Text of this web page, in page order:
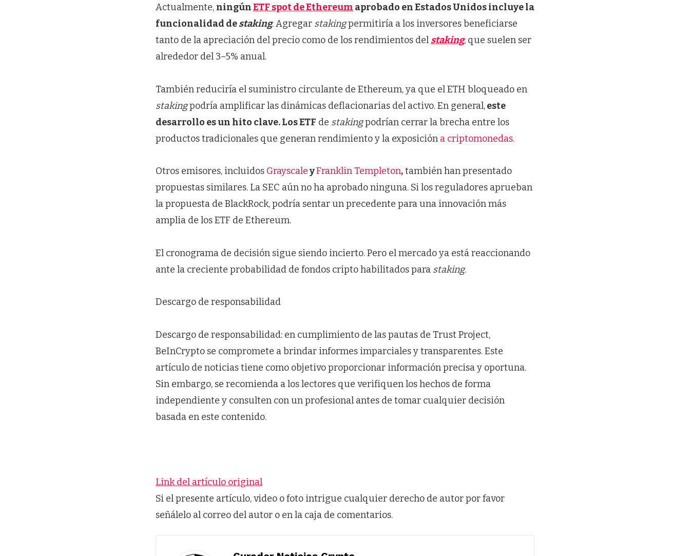
Actualmente, ningúnETF spot de Ethereum aprobado en Estados Unidos incluye la
funcionalidad destaking. Agregar stakingpermitiría a los inversores beneficiarse
tanto de la apreciación del precio como de los rendimientos del staking, que suelen ser
alrededor del 3–5% anual.
También reduciría el suministro circulante de Ethereum, ya que el ETH bloqueado en
stakingpodría amplificar las dinámicas deflacionarias del activo. En general,este
desarrollo es un hito clave. Los ETF de stakingpodrían cerrar la brecha entre los
productos tradicionales que generan rendimiento y la exposición a criptomonedas.
Otros emisores, incluidos GrayscaleyFranklin Templeton,también han presentado
propuestas similares. La SEC aún no ha aprobado ninguna. Si los reguladores aprueban
la propuesta de BlackRock, podría sentar un precedente para una innovación más
amplia de los ETF de Ethereum.
El cronograma de decisión sigue siendo incierto. Pero el mercado ya está reaccionando
ante la creciente probabilidad de fondos cripto habilitados para staking.
Descargo de responsabilidad
Descargo de responsabilidad: en cumplimiento de las pautas de Trust Project,
BeInCrypto se compromete a brindar informes imparciales y transparentes. Este
artículo de noticias tiene como objetivo proporcionar información precisa y oportuna.
Sin embargo, se recomienda a los lectores que verifiquen los hechos de forma
independiente y consulten con un profesional antes de tomar cualquier decisión
basada en este contenido.
Link del artículo original
Si el presente artículo, video o foto intrigue cualquier derecho de autor por favor
señálelo al correo del autor o en la caja de comentarios.